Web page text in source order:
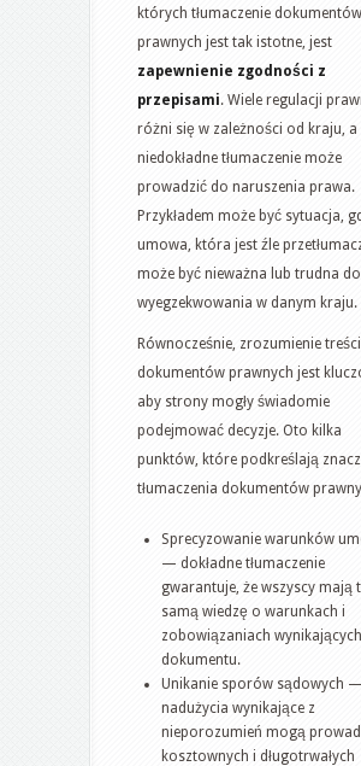
których tłumaczenie dokumentów
prawnych jest tak istotne, jest
zapewnienie zgodności z
przepisami. Wiele regulacji
różni się w zależności od kraju, a
niedokładne tłumaczenie może
prowadzić do naruszenia prawa.
Przykładem może być sytuacja,
umowa, która jest źle
może być nieważna lub trudna do
wyegzekwowania w danym kraju.
Równocześnie, zrozumienie treści
dokumentów prawnych jest
aby strony mogły świadomie
podejmować decyzje. Oto kilka
punktów, które podkreślają
tłumaczenia dokumentów
Sprecyzowanie warunków
— dokładne tłumaczenie
gwarantuje, że wszyscy mają
samą wiedzę o warunkach i
zobowiązaniach
dokumentu.
Unikanie sporów sądowych —
nadużycia wynikające z
nieporozumień mogą
kosztownych i długotrwałych